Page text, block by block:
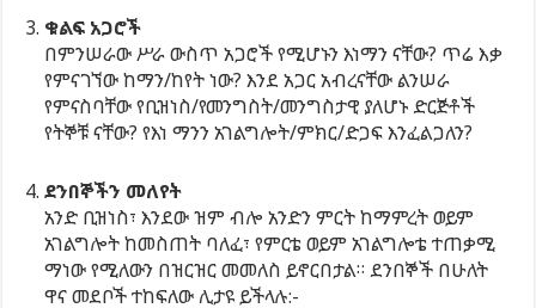
ቁልፍ አጋሮች
በምንሠራው ሥራ ውስጥ አጋሮች የሚሆኑን እነማን ናቸው? ጥሬ እቃ
የምናገኘው ከማን/ከየት ነው? እንደ አጋር አብረናቸው ልንሠራ
የምናስባቸው የቢዝነስ/የመንግስት/መንግስታዊ ያለሆኑ ድርጅቶች
የትኞቹ ናቸው? የእነ ማንን አገልግሎት/ምክር/ድጋፍ እንፈልጋለን?
ደንበኞችን መለየት
አንድ ቢዝነስ፣ እንደው ዝም ብሎ አንድን ምርት ከማምረት ወይም
አገልግሎት ከመስጠት ባለፈ፣ የምርቴ ወይም አገልግሎቴ ተጠቃሚ
ማነው የሚለውን በዝርዝር መመለስ ይኖርበታል። ደንበኞች በሁለት
ዋና መደቦች ተከፍለው ሊታዩ ይችላሉ:-